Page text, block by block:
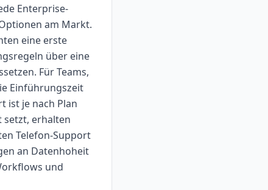
Enterprise-
am Markt.
eine erste
über eine
Für Teams,
Einführungszeit
ist je nach Plan
setzt, erhalten
Telefon-Support
an Datenhoheit
und